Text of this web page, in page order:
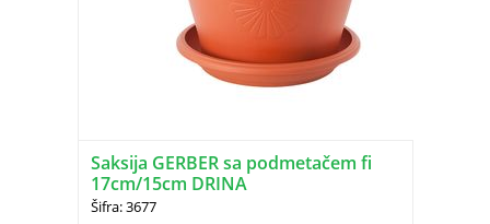
Saksija GERBER sa podmetačem fi
17cm/15cm DRINA
Šifra: 3677